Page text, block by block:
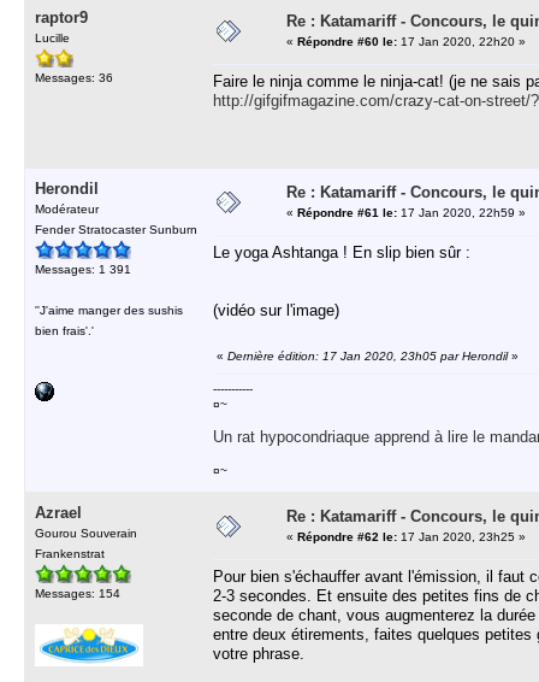
raptor9
Lucille
Messages: 36
Re : Katamariff - Concours, le
« Répondre #60 le: 17 Jan 2020, 22h20 »
Faire le ninja comme le ninja-cat! (je ne sais
http://gifgifmagazine.com/crazy-cat-on-street/
Herondil
Modérateur
Fender Stratocaster Sunburn
Messages: 1 391
''J'aime manger des sushis
bien frais'.'
Re : Katamariff - Concours, le
« Répondre #61 le: 17 Jan 2020, 22h59 »
Le yoga Ashtanga ! En slip bien sûr :
(vidéo sur l'image)
« Dernière édition: 17 Jan 2020, 23h05 par Herondil»
-----------
¤~
Un rat hypocondriaque apprend à lire le
¤~
Azrael
Gourou Souverain
Frankenstrat
Messages: 154
Re : Katamariff - Concours, le
« Répondre #62 le: 17 Jan 2020, 23h25 »
Pour bien s'échauffer avant l'émission, il faut
2-3 secondes. Et ensuite des petites fins de
seconde de chant, vous augmenterez la
entre deux étirements, faites quelques
votre phrase.